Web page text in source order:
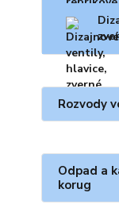
Rozvody
Odpad a
korug